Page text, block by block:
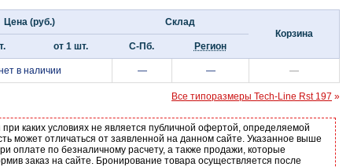
Цена (руб.)
Склад
Корзина
от 1 шт. С-Пб. Регион
в наличии — — —
Все типоразмеры Tech-Line Rst 197 »
каких условиях не является публичной офертой, определяемой
может отличаться от заявленной на данном сайте. Указанное выше
оплате по безналичному расчету, а также продажи, которые
заказ на сайте. Бронирование товара осуществляется после